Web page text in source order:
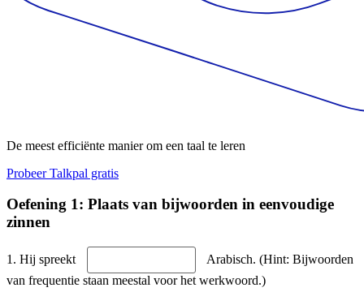
De meest efficiënte manier om een taal te leren
Probeer Talkpal gratis
Oefening 1: Plaats van bijwoorden in eenvoudige
zinnen
1. Hij spreekt
Arabisch. (Hint: Bijwoorden
van frequentie staan meestal voor het werkwoord.)